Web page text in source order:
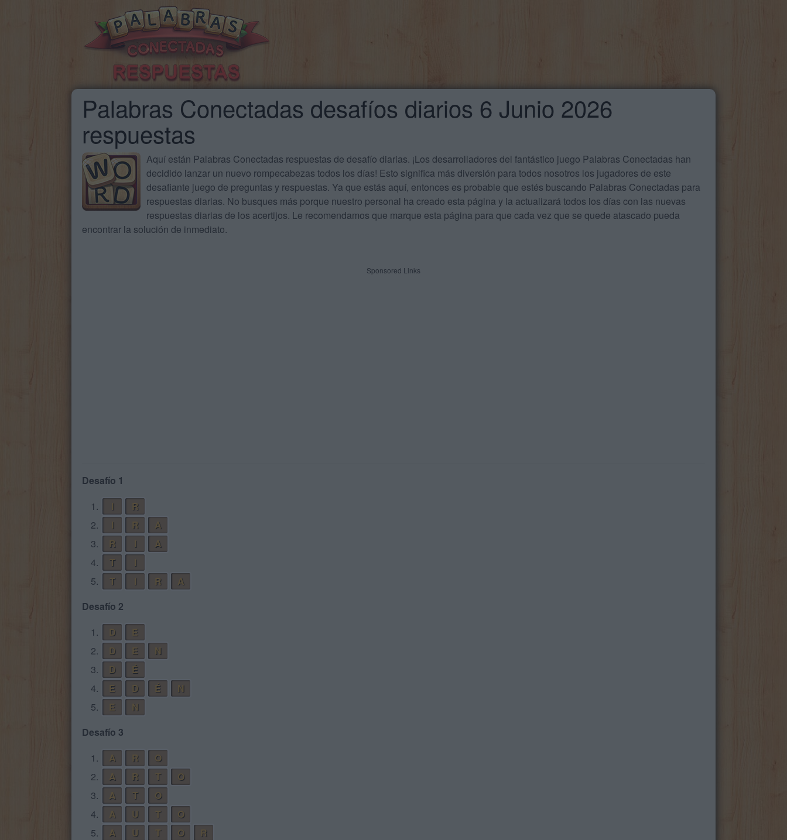
Palabras Conectadas desafíos diarios 6 Junio 2026
respuestas
Aquí están Palabras Conectadas respuestas de desafío diarias. ¡Los desarrolladores del fantástico juego Palabras Conectadas han
decidido lanzar un nuevo rompecabezas todos los días! Esto significa más diversión para todos nosotros los jugadores de este
desafiante juego de preguntas y respuestas. Ya que estás aquí, entonces es probable que estés buscando Palabras Conectadas para
respuestas diarias. No busques más porque nuestro personal ha creado esta página y la actualizará todos los días con las nuevas
respuestas diarias de los acertijos. Le recomendamos que marque esta página para que cada vez que se quede atascado pueda
encontrar la solución de inmediato.
Sponsored Links
Desafío 1
1.
R
2.
R
A
3.
R
A
4.
T
5.
T R
A
Desafío 2
1.
D
E
2.
D E
N
3.
D
É
4.
E D É
N
5.
E
N
Desafío 3
1.
A R
O
2.
A R T
O
3.
A T
O
4.
A U T
O
5.
A U T O
R